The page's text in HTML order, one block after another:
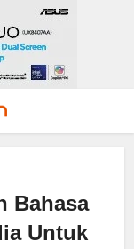
Bahasa
Untuk